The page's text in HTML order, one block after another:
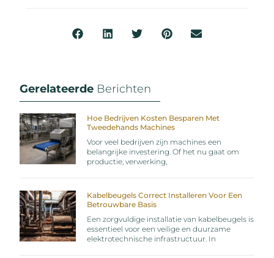
Gerelateerde Berichten
Hoe Bedrijven Kosten Besparen Met
Tweedehands Machines
Voor veel bedrijven zijn machines een
belangrijke investering. Of het nu gaat om
productie, verwerking,
Kabelbeugels Correct Installeren Voor Een
Betrouwbare Basis
Een zorgvuldige installatie van kabelbeugels is
essentieel voor een veilige en duurzame
elektrotechnische infrastructuur. In